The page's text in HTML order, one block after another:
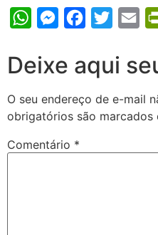
WhatsAppMessengerFacebook
Twitter
Deixe aqui
O seu endereço de e-mail
obrigatórios são marcados
Comentário *